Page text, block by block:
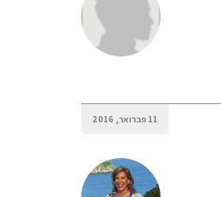
11 פברואר, 2016